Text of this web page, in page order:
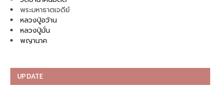
พระมหาธาตเจดีย์
หลวงปู่อว้าน
หลวงปู่มั่น
พญานาค
UPDATE